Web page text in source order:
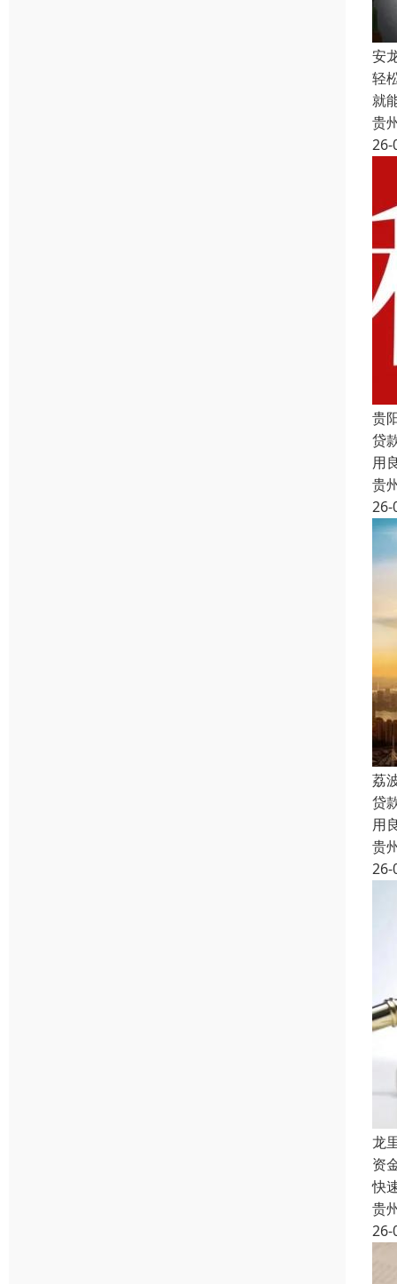
安
轻
就
贵
26-
贵
贷
用
贵
26-
荔
贷
用
贵
26-
龙
资
快
贵
26-